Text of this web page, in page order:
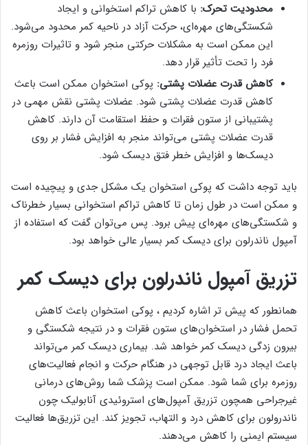
محدودیت تحرک: با کاهش تراکم استخوانی و ایجاد
شکستگی‌های مهره‌ای، حرکت آزاد در ناحیه کمر محدود می‌شود.
این ممکن است به مشکلات حرکتی منجر شود و تاثیرات روزمره
فرد را تحت تأثیر قرار دهد.
کاهش قدرت عضلات پشتی: پوکی استخوان ممکن است باعث
کاهش قدرت عضلات پشتی شود. عضلات پشتی نقش مهمی در
پشتیبانی از ستون فقرات و حفظ استقامت آن دارند. کاهش
قدرت عضلات پشتی می‌تواند منجر به افزایش فشار بر روی
دیسک‌ها و افزایش خطر فتق دیسک شود.
باید توجه داشت که پوکی استخوان یک مشکل جدی و پیچیده است
و ممکن است در طول زمان تا کاهش تراکم استخوانی بسیار خطرناک
و شکستگی‌های مهره‌ای پیش برود. پس می‌توان گفت که استفاده از
آمپول ناندرلون برای دیسک کمر بسیار عالی خواهد بود.
تزریق آمپول ناندرلون برای دیسک کمر
همانطور که پیش تر اشاره کردیم ، پوکی استخوان باعث کاهش
تحمل فشار در استخوان‌های ستون فقرات و در نتیجه شکستگی و
بیرون زدگی دیسک کمر خواهد شد. بیماری دیسک کمر می‌تواند
باعث ایجاد درد قابل توجهی در هنگام حرکت و انجام فعالیت‌های
روزمره برای شما شود. ممکن است پزشک شما روش‌های درمانی
غیرجراحی همچون تزریق آمپول‌های استروئیدی آنابولیک چون
ناندرولون برای کاهش درد و التهاب، تجویز کند. این تزریق‌ها فعالیت
سیستم ایمنی را کاهش می‌دهند.